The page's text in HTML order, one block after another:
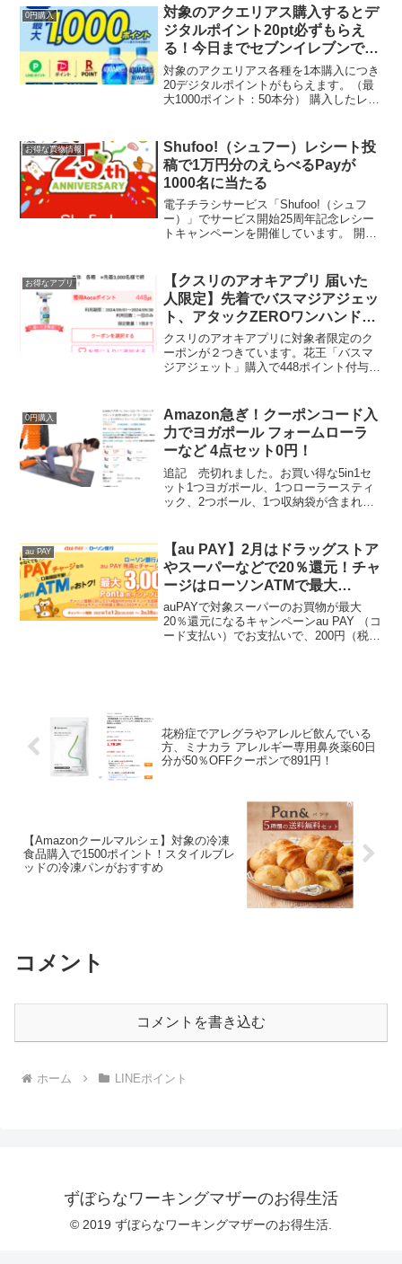
るので、ファミペイに「ギフトコード」
を入力、もしくは「...
0円購入
対象のアクエリアス購入するとデ
ジタルポイント20pt必ずもらえ
る！今日までセブンイレブンでい
ろはす買うとアクエリアスもらえ
る！
対象のアクエリアス各種を1本購入につき
20デジタルポイントがもらえます。（最
大1000ポイント：50本分） 購入したレシ
スーパー・ドラッグストア ディスカウン
ト・ネ...
お得な買物情報
Shufoo!（シュフー）レシート投
稿で1万円分のえらべるPayが
1000名に当たる
電子チラシサービス「Shufoo!（シュフ
ー）」でサービス開始25周年記念レシー
トキャンペーンを開催しています。 開催
1,000名応募...
お得なアプリ
【クスリのアオキアプリ 届いた
人限定】先着でバスマジアジェッ
ト、アタックZEROワンハンドお
試しクーポンほぼ実質無料
クスリのアオキアプリに対象者限定のク
ーポンが２つきています。花王「バスマ
ジアジェット」購入で448ポイント付与。
4600名クスリのアオキのアプリ
「Aoca（ア...
0円購入
Amazon急ぎ！クーポンコード入
力でヨガポール フォームローラ
ーなど 4点セット0円！
追記 売切れました。お買い得な5in1セ
ット1つヨガポール、1つローラースティ
ック、2つボール、1つ収納袋が含まれて
クーポンコード RYB7SNKAヨガポール
フォーム...
au PAY
【au PAY】2月はドラッグストア
やスーパーなどで20％還元！チャ
ージはローソンATMで最大
3000pontaポイント！
auPAYで対象スーパーのお買物が最大
20％還元になるキャンペーンau PAY （コ
ード支払い）でお支払いで、200円（税
花粉症でアレグラやアレルビ飲んでいる
方、ミナカラ アレルギー専用鼻炎薬60日
分が50％OFFクーポンで891円！
【Amazonクールマルシェ】対象の冷凍
食品購入で1500ポイント！スタイルブレ
ッドの冷凍パンがおすすめ
コメント
コメントを書き込む
ホーム LINEポイント
ずぼらなワーキングマザーのお得生活
© 2019 ずぼらなワーキングマザーのお得生活.